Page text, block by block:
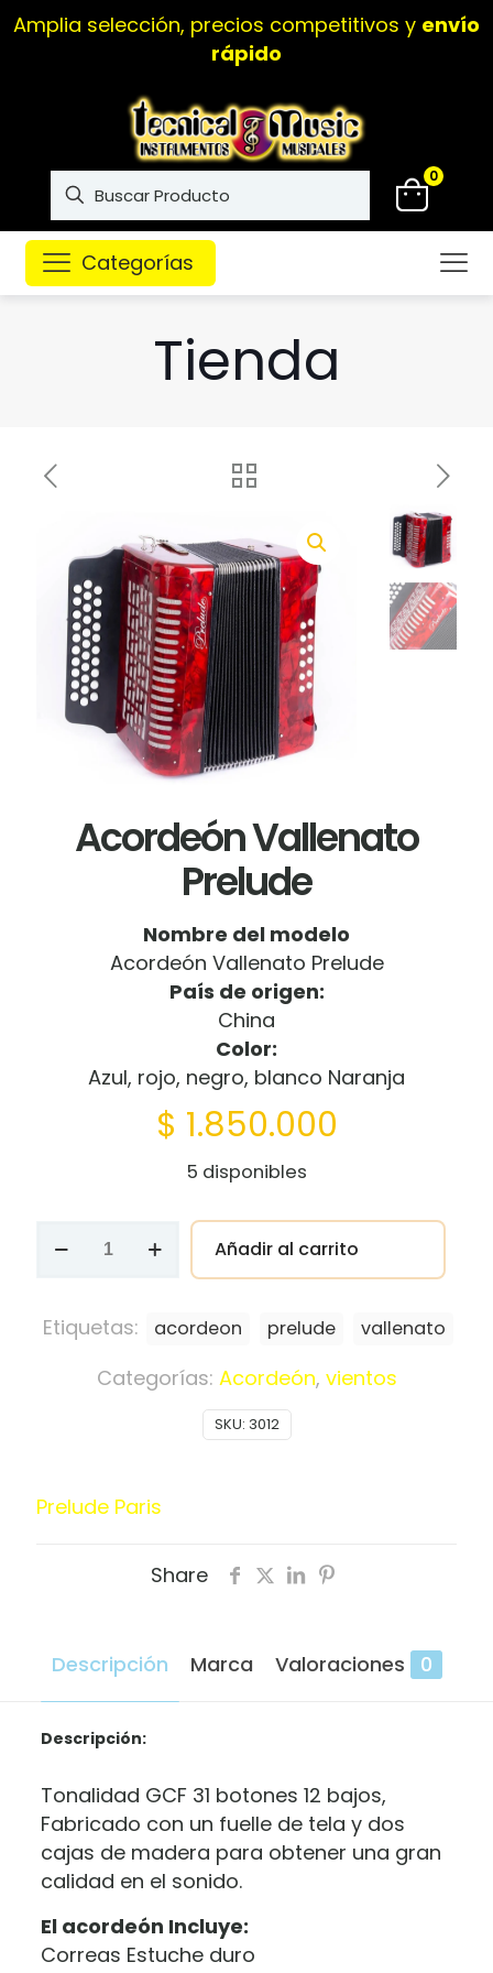
Amplia selección, precios competitivos y envío
rápido
0
Categorías
Tienda
Acordeón Vallenato
Prelude
Nombre del modelo
Acordeón Vallenato Prelude
País de origen:
China
Color:
Azul, rojo, negro, blanco Naranja
$ 1.850.000
5 disponibles
Vallenato
cantidad
Añadir al carrito
SKU: 3012
Categorías: Acordeón, vientos
Etiquetas: acordeon prelude vallenato
Prelude Paris
Share
Descripción Marca Valoraciones 0
Descripción:
Tonalidad GCF 31 botones 12 bajos,
Fabricado con un fuelle de tela y dos
cajas de madera para obtener una gran
calidad en el sonido.
El acordeón Incluye:
Correas Estuche duro